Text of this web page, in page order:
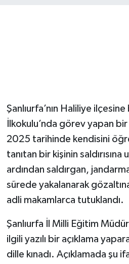
Şanlıurfa’nın Haliliye
İlkokulu’nda görev yapan
2025 tarihinde kendisini
tanıtan bir kişinin saldırısına
ardından saldırgan,
sürede yakalanarak gözaltına
adli makamlarca tutuklandı.
Şanlıurfa İl Milli Eğitim
ilgili yazılı bir açıklama
dille kınadı. Açıklamada şu